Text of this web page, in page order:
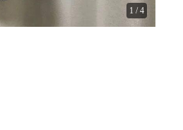
1 /4